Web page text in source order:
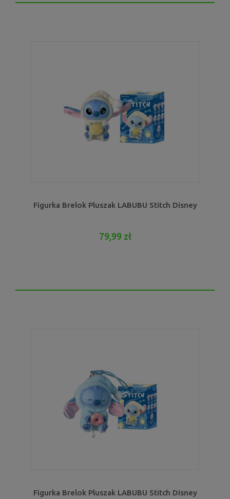
Figurka Brelok Pluszak LABUBU Stitch Disney
79,99 zł
Figurka Brelok Pluszak LABUBU Stitch Disney